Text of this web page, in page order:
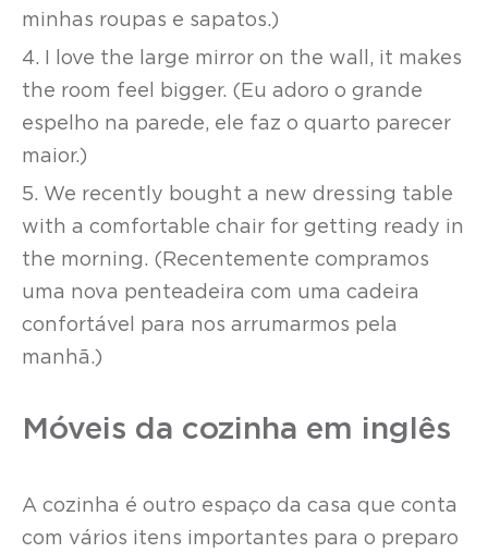
minhas roupas e sapatos.)
4. I love the large mirror on the wall, it makes
the room feel bigger. (Eu adoro o grande
espelho na parede, ele faz o quarto parecer
maior.)
5. We recently bought a new dressing table
with a comfortable chair for getting ready in
the morning. (Recentemente compramos
uma nova penteadeira com uma cadeira
confortável para nos arrumarmos pela
manhã.)
Móveis da cozinha em inglês
A cozinha é outro espaço da casa que conta
com vários itens importantes para o preparo